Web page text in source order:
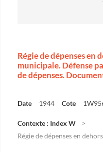
Régie de dépenses en
municipale. Défense
de dépenses.
Date 1944 Cote
Contexte : Index W
Régie de dépenses en